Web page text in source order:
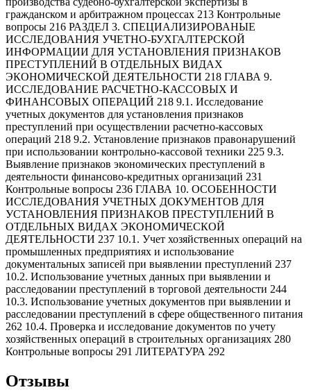
гражданском и арбитражном процессах 213 Контрольные
вопросы 216 РАЗДЕЛ 3. СПЕЦИАЛИЗИРОВАНЫЕ
ИССЛЕДОВАНИЯ УЧЕТНО-БУХГАЛТЕРСКОЙ
ИНФОРМАЦИИ ДЛЯ УСТАНОВЛЕНИЯ ПРИЗНАКОВ
ПРЕСТУПЛЕНИЙ В ОТДЕЛЬНЫХ ВИДАХ
ЭКОНОМИЧЕСКОЙ ДЕЯТЕЛЬНОСТИ 218 ГЛАВА 9.
ИССЛЕДОВАНИЕ РАСЧЕТНО-КАССОВЫХ И
ФИНАНСОВЫХ ОПЕРАЦИЙ 218 9.1. Исследование
учетных документов для установления признаков
преступлений при осуществлении расчетно-кассовых
операций 218 9.2. Установление признаков правонарушений
при использовании контрольно-кассовой техники 225 9.3.
Выявление признаков экономических преступлений в
деятельности финансово-кредитных организаций 231
Контрольные вопросы 236 ГЛАВА 10. ОСОБЕННОСТИ
ИССЛЕДОВАНИЯ УЧЕТНЫХ ДОКУМЕНТОВ ДЛЯ
УСТАНОВЛЕНИЯ ПРИЗНАКОВ ПРЕСТУПЛЕНИЙ В
ОТДЕЛЬНЫХ ВИДАХ ЭКОНОМИЧЕСКОЙ
ДЕЯТЕЛЬНОСТИ 237 10.1. Учет хозяйственных операций на
промышленных предприятиях и использование
документальных записей при выявлении преступлений 237
10.2. Использование учетных данных при выявлении и
расследовании преступлений в торговой деятельности 244
10.3. Использование учетных документов при выявлении и
расследовании преступлений в сфере общественного питания
262 10.4. Проверка и исследование документов по учету
хозяйственных операций в строительных организациях 280
Контрольные вопросы 291 ЛИТЕРАТУРА 292
Отзывы